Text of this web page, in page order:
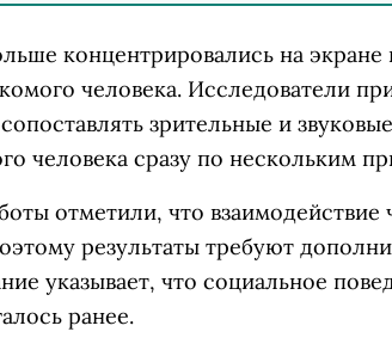
концентрировались на экране
человека. Исследователи
зрительные и
человека сразу по нескольким
отметили, что
результаты требуют
указывает, что социальное
ранее.